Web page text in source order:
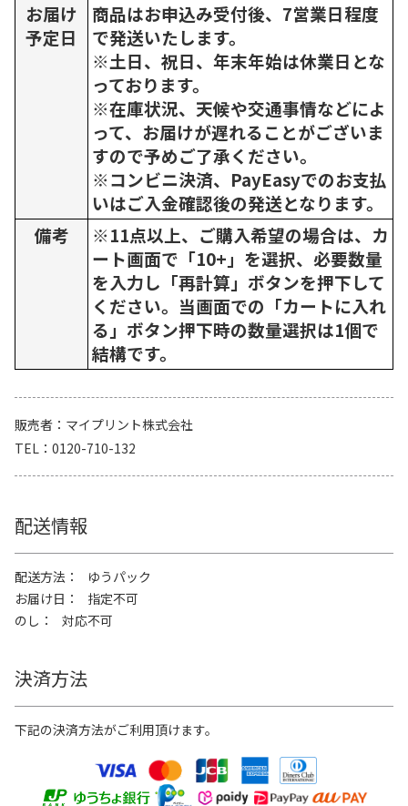
お届け
予定日
商品はお申込み受付後、7営業日程度
で発送いたします。
※土日、祝日、年末年始は休業日とな
っております。
※在庫状況、天候や交通事情などによ
って、お届けが遅れることがございま
すので予めご了承ください。
※コンビニ決済、PayEasyでのお支払
いはご入金確認後の発送となります。
備考
※11点以上、ご購入希望の場合は、カ
ート画面で「10+」を選択、必要数量
を入力し「再計算」ボタンを押下して
ください。当画面での「カートに入れ
る」ボタン押下時の数量選択は1個で
結構です。
販売者
マイプリント株式会社
TEL
0120-710-132
配送情報
配送方法
ゆうパック
お届け日
指定不可
のし
対応不可
決済方法
下記の決済方法がご利用頂けます。